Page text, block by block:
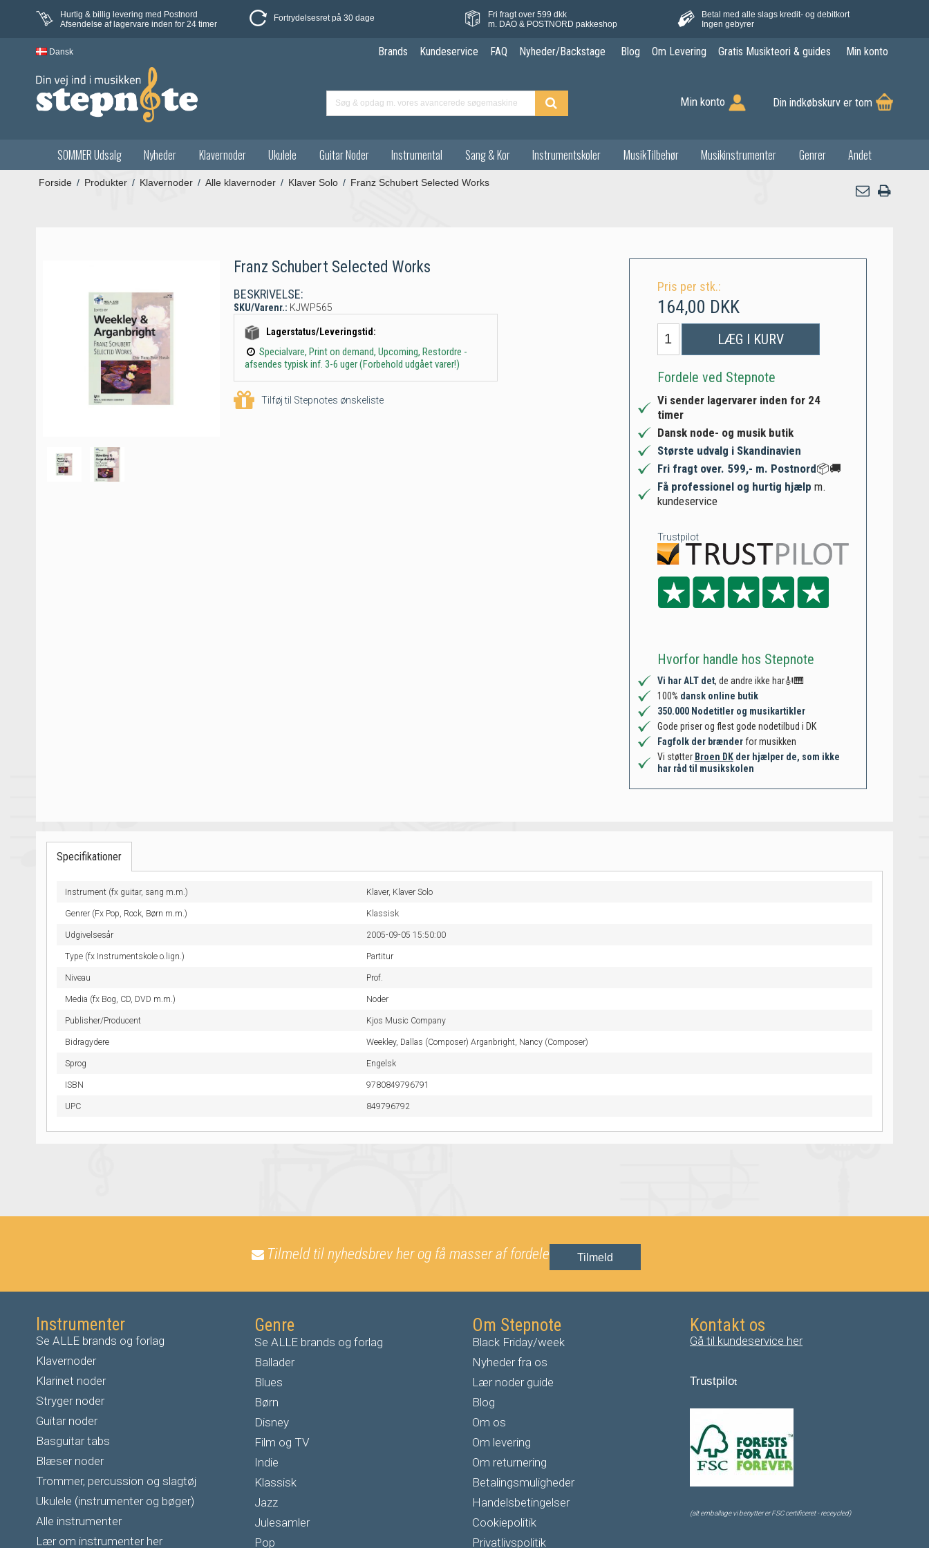
Hurtig & billig levering med Postnord
Afsendelse af lagervare inden for 24 timer
Fortrydelsesret på 30 dage
Fri fragt over 599 dkk
m. DAO & POSTNORD pakkeshop
Betal med alle slags kredit- og debitkort
Ingen gebyrer
Dansk Brands Kundeservice FAQ Nyheder/Backstage Blog Om Levering Gratis Musikteori & guides Min konto
Min konto Din indkøbskurv er tom
SOMMER Udsalg Nyheder Klavernoder Ukulele Guitar Noder Instrumental Sang & Kor Instrumentskoler MusikTilbehør Musikinstrumenter Genrer Andet
Forside / Produkter / Klavernoder / Alle klavernoder / Klaver Solo / Franz Schubert Selected Works
Franz Schubert Selected Works
BESKRIVELSE:
SKU/Varenr.: KJWP565
Lagerstatus/Leveringstid:
Specialvare, Print on demand, Upcoming, Restordre -
afsendes typisk inf. 3-6 uger (Forbehold udgået varer!)
Tilføj til Stepnotes ønskeliste
Pris per stk.:
164,00 DKK
LÆG I KURV
Fordele ved Stepnote
Vi sender lagervarer inden for 24
timer
Dansk node- og musik butik
Største udvalg i Skandinavien
Fri fragt over. 599,- m. Postnord📦🚚
Få professionel og hurtig hjælp m.
kundeservice
Trustpilot
Hvorfor handle hos Stepnote
Vi har ALT det, de andre ikke har🎻🎹
100% dansk online butik
350.000 Nodetitler og musikartikler
Gode priser og flest gode nodetilbud i DK
Fagfolk der brænderfor musikken
Vi støtter Broen DKder hjælper de, som ikke
har råd til musikskolen
Specifikationer
Instrument (fx guitar, sang m.m.) Klaver, Klaver Solo
Genrer (Fx Pop, Rock, Børn m.m.) Klassisk
Udgivelsesår 2005-09-05 15:50:00
Type (fx Instrumentskole o.lign.) Partitur
Niveau Prof.
Media (fx Bog, CD, DVD m.m.) Noder
Publisher/Producent Kjos Music Company
Bidragydere Weekley, Dallas (Composer) Arganbright, Nancy (Composer)
Sprog Engelsk
ISBN 9780849796791
UPC 849796792
Tilmeld til nyhedsbrev her og få masser af fordele Tilmeld
Instrumenter
Se ALLE brands og forlag
Klavernoder
Klarinet noder
Stryger noder
Guitar noder
Basguitar tabs
Blæser noder
Trommer, percussion og slagtøj
Ukulele (instrumenter og bøger)
Alle instrumenter
Lær om instrumenter her
Genre
Se ALLE brands og forlag
Ballader
Blues
Børn
Disney
Film og TV
Indie
Klassisk
Jazz
Julesamler
Pop
Om Stepnote
Black Friday/week
Nyheder fra os
Lær noder guide
Blog
Om os
Om levering
Om returnering
Betalingsmuligheder
Handelsbetingelser
Cookiepolitik
Privatlivspolitik
Kontakt os
Gå til kundeservice her
Trustpilot
(alt emballage vi benytter er FSC certificeret - receycled)